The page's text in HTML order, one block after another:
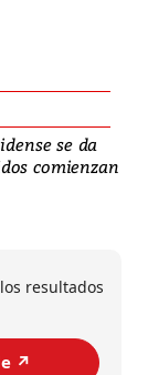
se da
comienzan
resultados
↗️